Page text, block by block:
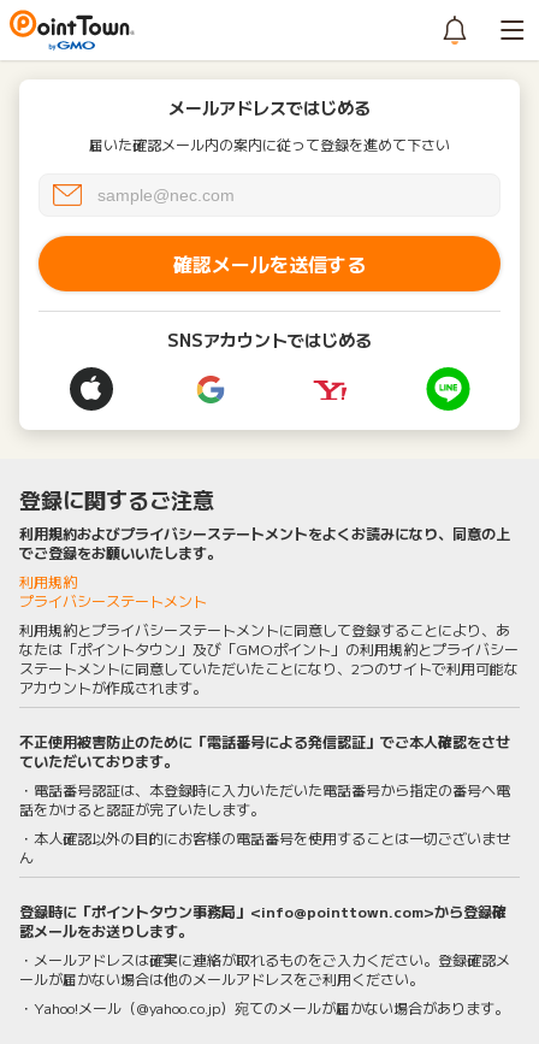
メールアドレスではじめる
届いた確認メール内の案内に従って登録を進めて下さい
確認メールを送信する
SNSアカウントではじめる
登録に関するご注意
利用規約およびプライバシーステートメントをよくお読みになり、同意の上
でご登録をお願いいたします。
利用規約
プライバシーステートメント
利用規約とプライバシーステートメントに同意して登録することにより、あ
なたは「ポイントタウン」及び「GMOポイント」の利用規約とプライバシー
ステートメントに同意していただいたことになり、2つのサイトで利用可能な
アカウントが作成されます。
不正使用被害防止のために「電話番号による発信認証」でご本人確認をさせ
ていただいております。
・電話番号認証は、本登録時に入力いただいた電話番号から指定の番号へ電
話をかけると認証が完了いたします。
・本人確認以外の目的にお客様の電話番号を使用することは一切ございませ
ん
登録時に「ポイントタウン事務局」<info@pointtown.com>から登録確
認メールをお送りします。
・メールアドレスは確実に連絡が取れるものをご入力ください。登録確認メ
ールが届かない場合は他のメールアドレスをご利用ください。
・Yahoo!メール（@yahoo.co.jp）宛てのメールが届かない場合があります。